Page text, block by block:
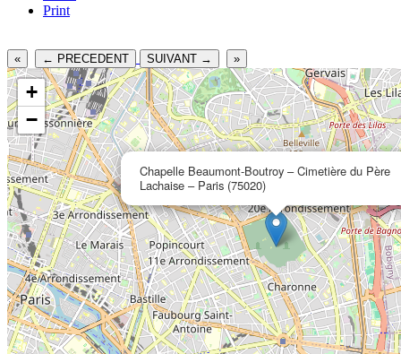
Print
« ← PRECEDENT SUIVANT → »
Chapelle Beaumont-Boutroy – Cimetière du Père
Lachaise – Paris (75020)
+
−